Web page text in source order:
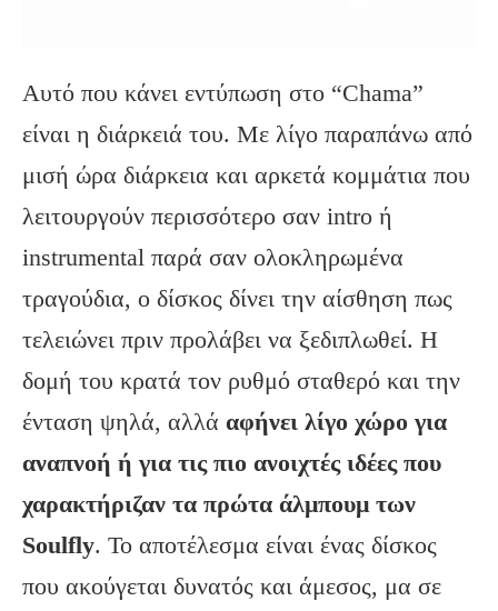
Αυτό που κάνει εντύπωση στο “Chama”
είναι η διάρκειά του. Με λίγο παραπάνω από
μισή ώρα διάρκεια και αρκετά κομμάτια που
λειτουργούν περισσότερο σαν intro ή
instrumental παρά σαν ολοκληρωμένα
τραγούδια, ο δίσκος δίνει την αίσθηση πως
τελειώνει πριν προλάβει να ξεδιπλωθεί. Η
δομή του κρατά τον ρυθμό σταθερό και την
ένταση ψηλά, αλλά αφήνει λίγο χώρο για
αναπνοή ή για τις πιο ανοιχτές ιδέες που
χαρακτήριζαν τα πρώτα άλμπουμ των
Soulfly. Το αποτέλεσμα είναι ένας δίσκος
που ακούγεται δυνατός και άμεσος, μα σε